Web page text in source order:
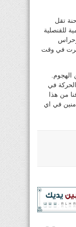
تقل
للقنصلية
في وقت
الهجوم.
في
من هذا
في اي